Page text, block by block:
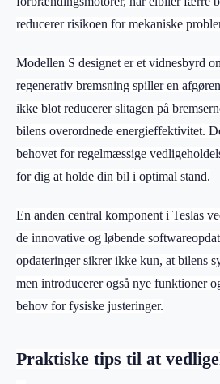
reducerer risikoen for mekaniske
Modellen S designet er et vidnesbyrd
regenerativ bremsning spiller en
ikke blot reducerer slitagen på
bilens overordnede energieffektivitet.
behovet for regelmæssige
for dig at holde din bil i optimal stand.
En anden central komponent i Teslas
de innovative og løbende
opdateringer sikrer ikke kun, at bilens
men introducerer også nye funktioner
behov for fysiske justeringer.
Praktiske tips til at